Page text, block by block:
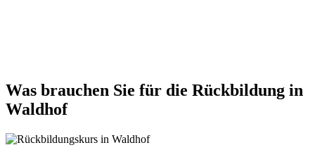
Was brauchen Sie für die Rückbildung in
Waldhof